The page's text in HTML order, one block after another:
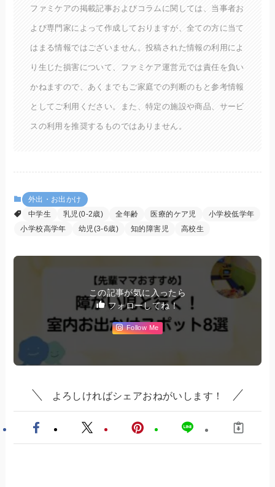
ファミケアの掲載記事およびコラムに関しては、当事者お
よび専門家によって作成しておりますが、全ての方に当て
はまる情報ではございません。投稿された情報の利用によ
り生じた損害について、ファミケア運営元では責任を負い
かねますので、あくまでもご家庭での判断のもと参考情報
としてご利用ください。また、特定の施設や商品、サービ
スの利用を推奨するものではありません。
外出・お出かけ
中学生
乳児(0-2歳) 全年齢 医療的ケア児
小学校低学年
小学校高学年
幼児(3-6歳) 知的障害児 高校生
この記事が気に入ったら
フォローしてね！
Follow Me
よろしければシェアおねがいします！